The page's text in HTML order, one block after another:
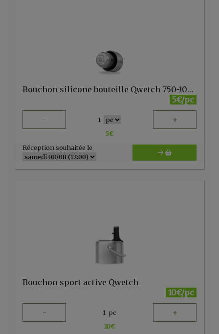
Bouchon silicone bouteille Qwetch 750-1000ml
5€/pc
- 1 +
5€
Réception souhaitée le
Bouchon sport active Qwetch
10€/pc
- 1 pc +
10€